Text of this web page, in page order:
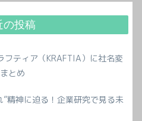
の投稿
フティア（KRAFTIA）に社名変
とめ
精神に迫る！企業研究で見る未